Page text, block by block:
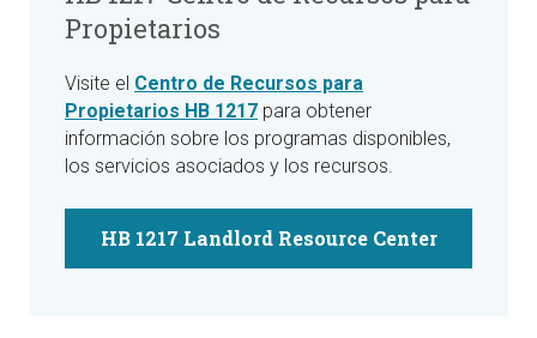
Propietarios
Visite el Centro de Recursos para
Propietarios HB 1217 para obtener
información sobre los programas disponibles,
los servicios asociados y los recursos.
HB 1217 Landlord Resource Center